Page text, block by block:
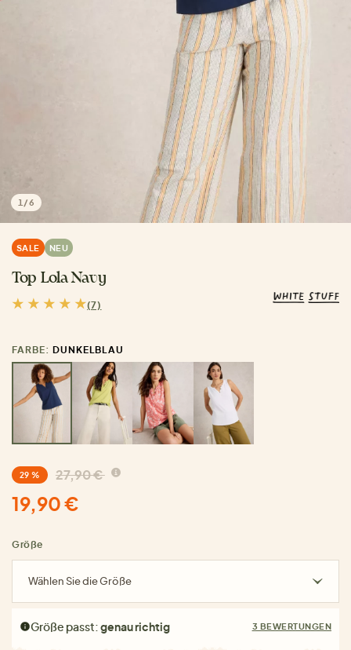
1 /6
SALE NEU
Top Lola Navy
(7)
FARBE: DUNKELBLAU
29 % 27,90 €
19,90 €
Größe
Wählen Sie die Größe
Größe passt:genau richtig 3 BEWERTUNGEN